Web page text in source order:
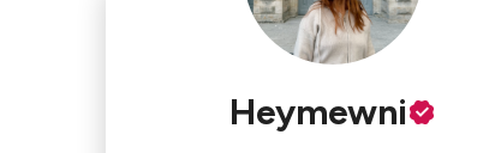
Heymewni